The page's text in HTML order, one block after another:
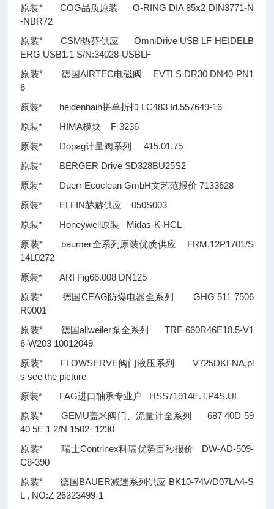
原装* COG品质原装 O-RING DIA 85x2 DIN3771-N
-NBR72
原装* CSM热芬供应 OmniDrive USB LF HEIDELB
ERG USB1.1 S/N:34028-USBLF
原装* 德国AIRTEC电磁阀 EVTLS DR30 DN40 PN1
6
原装* heidenhain拼单折扣 LC483 Id.557649-16
原装* HIMA模块 F-3236
原装* Dopag计量阀系列 415.01.75
原装* BERGER Drive SD328BU25S2
原装* Duerr Ecoclean GmbH文艺范报价 7133628
原装* ELFIN赫赫供应 050S003
原装* Honeywell原装 Midas-K-HCL
原装* baumer全系列原装优质供应 FRM.12P1701/S
14L0272
原装* ARI Fig66.008 DN125
原装* 德国CEAG防爆电器全系列 GHG 511 7506
R0001
原装* 德国allweiler泵全系列 TRF 660R46E18.5-V1
6-W203 10012049
原装* FLOWSERVE阀门液压系列 V725DKFNA,pl
s see the picture
原装* FAG进口轴承专业户 HSS71914E.T.P4S.UL
原装* GEMU盖米阀门、流量计全系列 687 40D 59
40 5E 1 2/N 1502+1230
原装* 瑞士Contrinex科瑞优势百秒报价 DW-AD-509-
C8-390
原装* 德国BAUER减速系列供应 BK10-74V/D07LA4-S
L , NO:Z 26323499-1